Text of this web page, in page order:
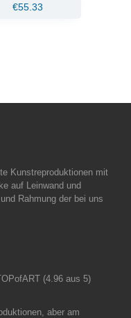
€55.33
Kunstreproduktionen mit
auf Leinwand und
Rahmung der bei uns
(4.96 aus 5)
aber am